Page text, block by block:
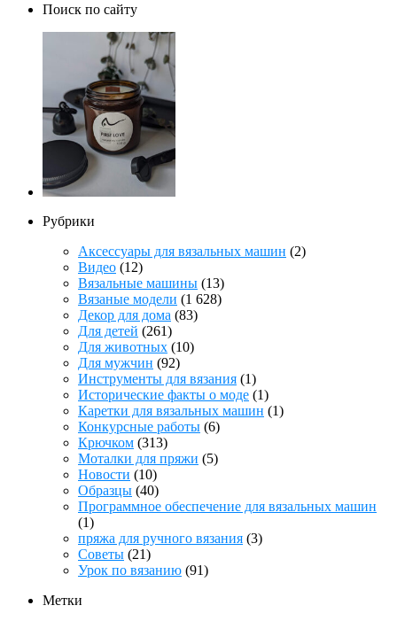
Поиск по сайту
Рубрики
Аксессуары для вязальных машин (2)
Видео (12)
Вязальные машины (13)
Вязаные модели (1 628)
Декор для дома (83)
Для детей (261)
Для животных (10)
Для мужчин (92)
Инструменты для вязания (1)
Исторические факты о моде (1)
Каретки для вязальных машин (1)
Конкурсные работы (6)
Крючком (313)
Моталки для пряжи (5)
Новости (10)
Образцы (40)
Программное обеспечение для вязальных машин
(1)
пряжа для ручного вязания (3)
Советы (21)
Урок по вязанию (91)
Метки